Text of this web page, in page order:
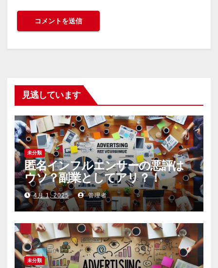
見逃しています
未分類
匿名インフルエンサーの悪評は
ウソ？副業としてアリ？！
4月 1, 2025 管理者
未分類